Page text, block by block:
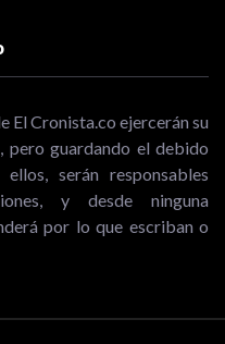
El Cronista.co ejercerán su
pero guardando el debido
serán responsables
y desde ninguna
por lo que escriban o